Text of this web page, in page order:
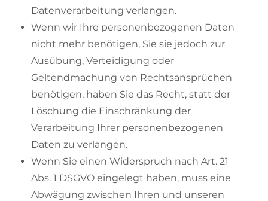
Datenverarbeitung verlangen.
Wenn wir Ihre personenbezogenen Daten
nicht mehr benötigen, Sie sie jedoch zur
Ausübung, Verteidigung oder
Geltendmachung von Rechtsansprüchen
benötigen, haben Sie das Recht, statt der
Löschung die Einschränkung der
Verarbeitung Ihrer personenbezogenen
Daten zu verlangen.
Wenn Sie einen Widerspruch nach Art. 21
Abs. 1 DSGVO eingelegt haben, muss eine
Abwägung zwischen Ihren und unseren